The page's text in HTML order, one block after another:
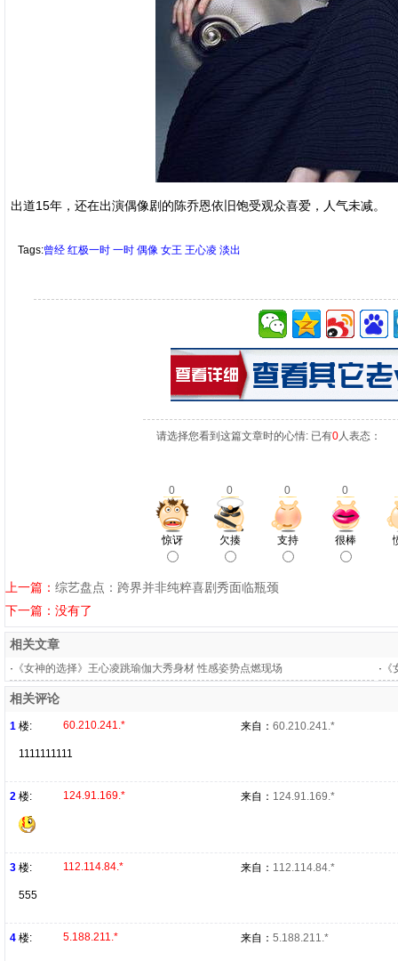
出道15年，还在出演偶像剧的陈乔恩依旧饱受观众喜爱，人气未减。
Tags:曾经 红极一时 一时 偶像 女王 王心凌 淡出
请选择您看到这篇文章时的心情: 已有0人表态：
0 0 0 0
惊讶 欠揍 支持 很棒
上一篇： 综艺盘点：跨界并非纯粹喜剧秀面临瓶颈
下一篇：没有了
相关文章
· 《女神的选择》王心凌跳瑜伽大秀身材 性感姿势点燃现场 ·
相关评论
1 楼: 60.210.241.* 来自： 60.210.241.*
1111111111
2 楼: 124.91.169.* 来自： 124.91.169.*
3 楼: 112.114.84.* 来自： 112.114.84.*
555
4 楼: 5.188.211.* 来自： 5.188.211.*